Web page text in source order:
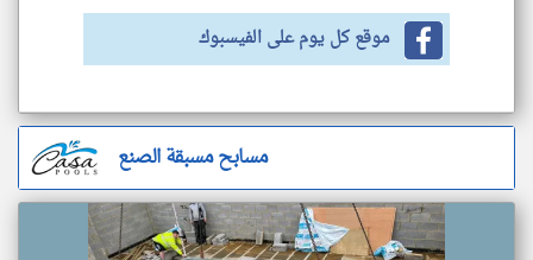
موقع كل يوم على الفيسبوك
مسابح مسبقة الصنع